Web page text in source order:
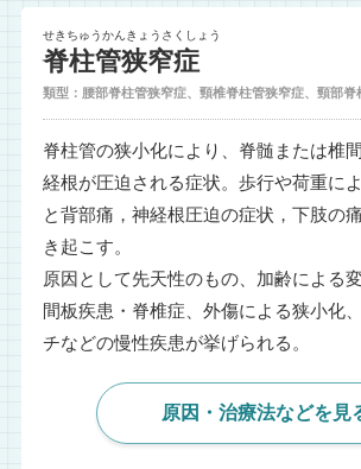
せきちゅうかんきょうさくしょう
脊柱管狭窄症
類型：腰部脊柱管狭窄症、頸椎脊柱管狭窄症、頸部脊
脊柱管の狭小化により、脊髄または椎
経根が圧迫される症状。歩行や荷重に
と背部痛，神経根圧迫の症状，下肢の
き起こす。
原因として先天性のもの、加齢による
間板疾患・脊椎症、外傷による狭小化
チなどの慢性疾患が挙げられる。
原因・治療法などを見